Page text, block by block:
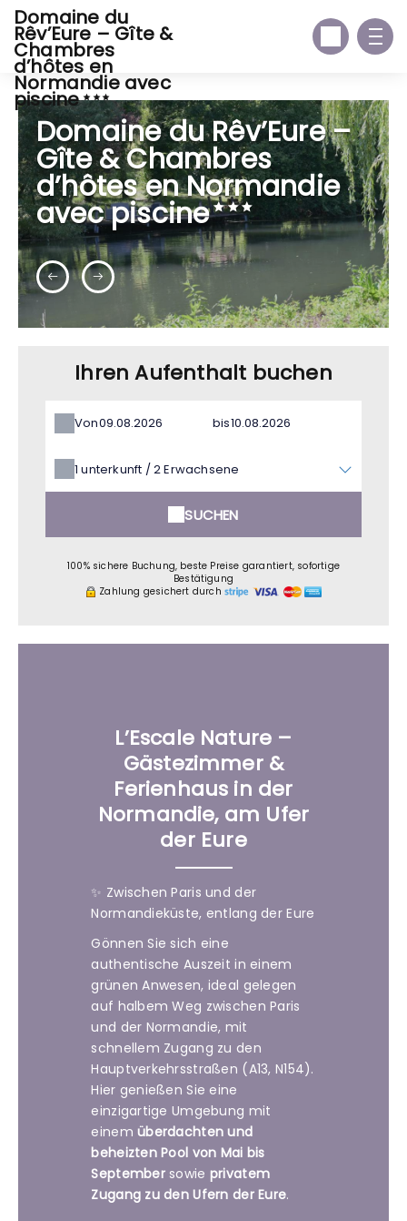
Domaine du
Rêv’Eure – Gîte &
Chambres
d’hôtes en
Normandie avec
piscine
Domaine du Rêv’Eure –
Gîte & Chambres
d’hôtes en Normandie
avec piscine
Ihren Aufenthalt buchen
Von bis
1unterkunft /2Erwachsene
SUCHEN
100% sichere Buchung, beste Preise garantiert, sofortige
Bestätigung
Zahlung gesichert durch
L’Escale Nature –
Gästezimmer &
Ferienhaus in der
Normandie, am Ufer
der Eure
✨ Zwischen Paris und der
Normandieküste, entlang der Eure
Gönnen Sie sich eine
authentische Auszeit in einem
grünen Anwesen, ideal gelegen
auf halbem Weg zwischen Paris
und der Normandie, mit
schnellem Zugang zu den
Hauptverkehrsstraßen (A13, N154).
Hier genießen Sie eine
einzigartige Umgebung mit
einemüberdachten und
beheizten Pool von Mai bis
Septembersowie privatem
Zugang zu den Ufern der Eure.